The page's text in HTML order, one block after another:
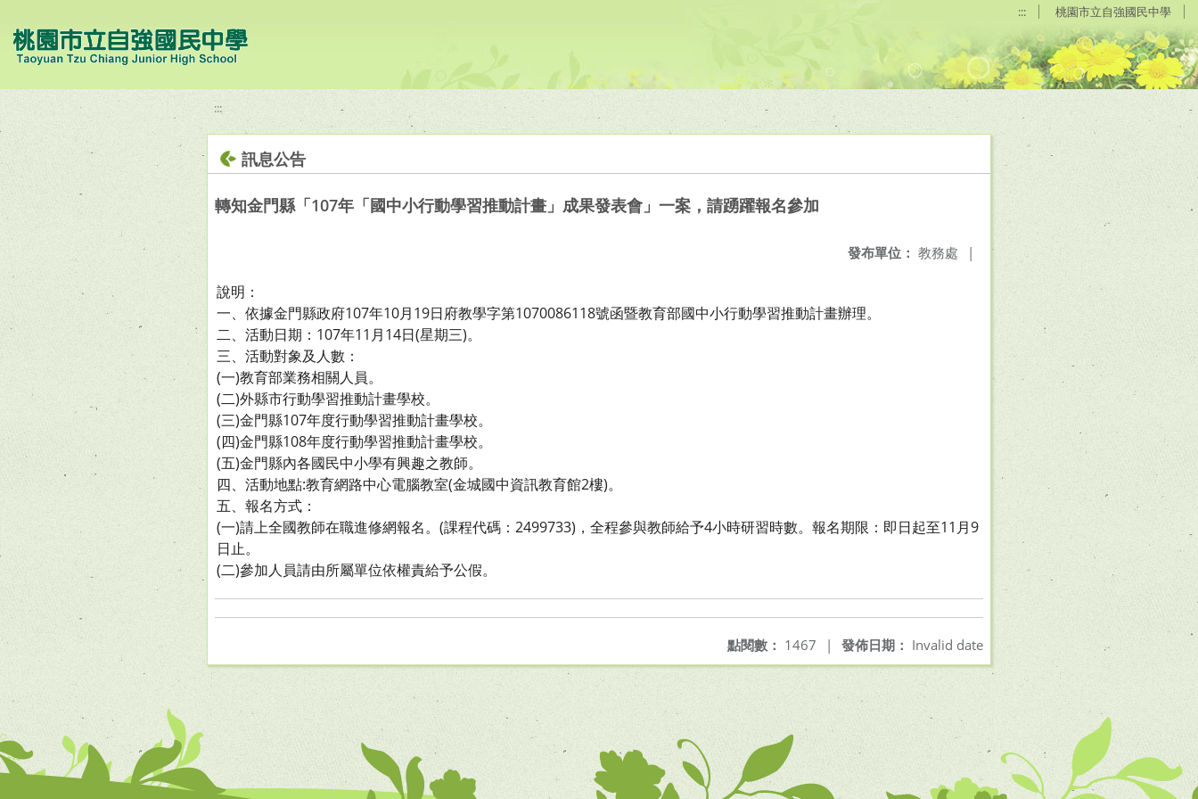
::: 桃園市立自強國民中學
:::
訊息公告
轉知金門縣「107年「國中小行動學習推動計畫」成果發表會」一案，請踴躍報名參加
發布單位： 教務處 |
說明：
一、依據金門縣政府107年10月19日府教學字第1070086118號函暨教育部國中小行動學習推動計畫辦理。
二、活動日期：107年11月14日(星期三)。
三、活動對象及人數：
(一)教育部業務相關人員。
(二)外縣市行動學習推動計畫學校。
(三)金門縣107年度行動學習推動計畫學校。
(四)金門縣108年度行動學習推動計畫學校。
(五)金門縣內各國民中小學有興趣之教師。
四、活動地點:教育網路中心電腦教室(金城國中資訊教育館2樓)。
五、報名方式：
(一)請上全國教師在職進修網報名。(課程代碼：2499733)，全程參與教師給予4小時研習時數。報名期限：即日起至11月9
日止。
(二)參加人員請由所屬單位依權責給予公假。
發佈日期： Invalid date
點閱數： 1467 |